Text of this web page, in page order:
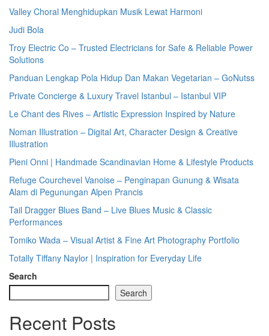
Valley Choral Menghidupkan Musik Lewat Harmoni
Judi Bola
Troy Electric Co – Trusted Electricians for Safe & Reliable Power
Solutions
Panduan Lengkap Pola Hidup Dan Makan Vegetarian – GoNutss
Private Concierge & Luxury Travel Istanbul – Istanbul VIP
Le Chant des Rives – Artistic Expression Inspired by Nature
Noman Illustration – Digital Art, Character Design & Creative
Illustration
Pieni Onni | Handmade Scandinavian Home & Lifestyle Products
Refuge Courchevel Vanoise – Penginapan Gunung & Wisata
Alam di Pegunungan Alpen Prancis
Tail Dragger Blues Band – Live Blues Music & Classic
Performances
Tomiko Wada – Visual Artist & Fine Art Photography Portfolio
Totally Tiffany Naylor | Inspiration for Everyday Life
Search
Search
Recent Posts